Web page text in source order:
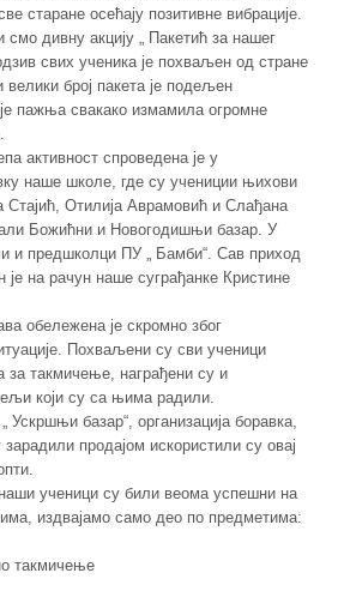
старане осећају позитивне вибрације.
смо дивну акцију „ Пакетић за нашег
свих ученика је похваљен од стране
велики број пакета је подељен
пажња свакако измамила огромне
спроведена је у
наше школе, где су учениции њихови
Отилија Аврамовић и Слађана
Божићни и Новогодишњи базар. У
и предшколци ПУ „ Бамби“. Сав приход
је на рачун наше суграђанке Кристине
је скромно због
Похваљени су сви ученици
за такмичење, награђени су и
који су са њима радили.
базар“, организација боравка,
зарадили продајом искористили су овај
ученици су били веома успешни на
издвајамо само део по предметима:
такмичење